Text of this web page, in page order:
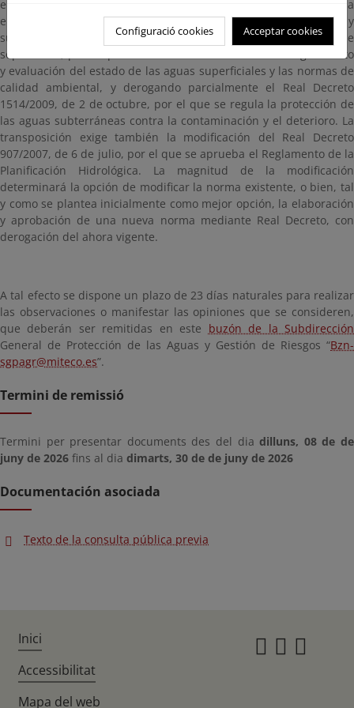
elaborará un nuevo Real Decreto que aunará en una única norma
el seguimiento y evaluación de las aguas superficiales y
subterráneas, derogando el Real Decreto 817/2015, de 11 de
septiembre, por el que se establecen los criterios de seguimiento
y evaluación del estado de las aguas superficiales y las normas de
calidad ambiental, y derogando parcialmente el Real Decreto
1514/2009, de 2 de octubre, por el que se regula la protección de
las aguas subterráneas contra la contaminación y el deterioro. La
transposición exige también la modificación del Real Decreto
907/2007, de 6 de julio, por el que se aprueba el Reglamento de la
Planificación Hidrológica. La magnitud de la modificación
determinará la opción de modificar la norma existente, o bien, tal
y como se plantea inicialmente como mejor opción, la elaboración
y aprobación de una nueva norma mediante Real Decreto, con
derogación del ahora vigente.
A tal efecto se dispone un plazo de 23 días naturales para realizar
las observaciones o manifestar las opiniones que se consideren,
que deberán ser remitidas en este buzón de la Subdirección
General de Protección de las Aguas y Gestión de Riesgos “Bzn-
sgpagr@miteco.es”.
Termini de remissió
Termini per presentar documents des del diadilluns, 08 de de
juny de 2026 fins al dia dimarts, 30 de de juny de 2026
Documentación asociada
Texto de la consulta pública previa
Configuració cookies Acceptar cookies
Inici
Accessibilitat
Mapa del web